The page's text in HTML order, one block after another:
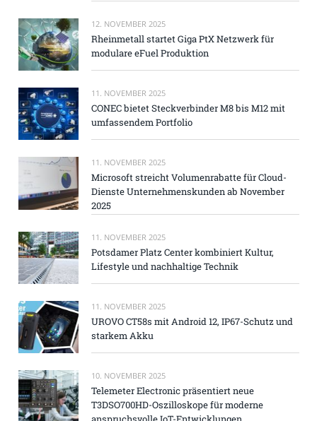
12. NOVEMBER 2025
Rheinmetall startet Giga PtX Netzwerk für
modulare eFuel Produktion
11. NOVEMBER 2025
CONEC bietet Steckverbinder M8 bis M12 mit
umfassendem Portfolio
11. NOVEMBER 2025
Microsoft streicht Volumenrabatte für Cloud-
Dienste Unternehmenskunden ab November
2025
11. NOVEMBER 2025
Potsdamer Platz Center kombiniert Kultur,
Lifestyle und nachhaltige Technik
11. NOVEMBER 2025
UROVO CT58s mit Android 12, IP67-Schutz und
starkem Akku
10. NOVEMBER 2025
Telemeter Electronic präsentiert neue
T3DSO700HD-Oszilloskope für moderne